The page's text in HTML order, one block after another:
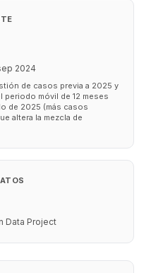
2024
de casos previa a 2025 y
móvil de 12 meses
de 2025 (más casos
altera la mezcla de
Data Project